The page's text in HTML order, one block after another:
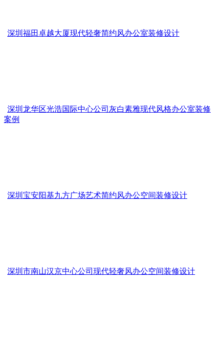
深圳福田卓越大厦现代轻奢简约风办公室装修设计
深圳龙华区光浩国际中心公司灰白素雅现代风格办公室装修
案例
深圳宝安阳基九方广场艺术简约风办公空间装修设计
深圳市南山汉京中心公司现代轻奢风办公空间装修设计